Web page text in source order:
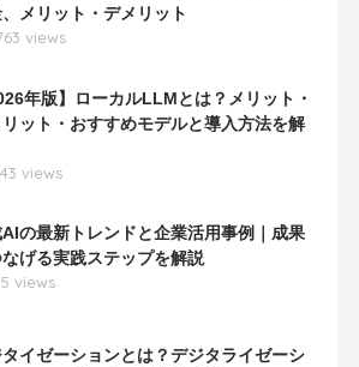
メリット・デメリット
views
年版】ローカルLLMとは？メリット・
ット・おすすめモデルと導入方法を解
views
の最新トレンドと企業活用事例｜成果
げる実践ステップを解説
views
イゼーションとは？デジタライゼーシ